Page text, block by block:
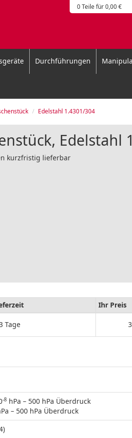
0 Teile für 0,00 €
Durchführungen
Edelstahl 1.4301/304
Edelstahl
kurzfristig lieferbar
Ihr Preis
Tage
-8 hPa – 500 hPa Überdruck
– 500 hPa Überdruck